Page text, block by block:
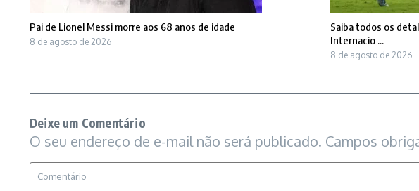
Pai de Lionel Messi morre aos 68 anos de idade
8 de agosto de 2026
Saiba todos os
Internacio ...
8 de agosto de 2026
Deixe um Comentário
O seu endereço de e-mail não será publicado. Campos